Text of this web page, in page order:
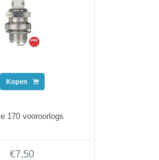
Kopen
170 vooroorlogs
€7,50